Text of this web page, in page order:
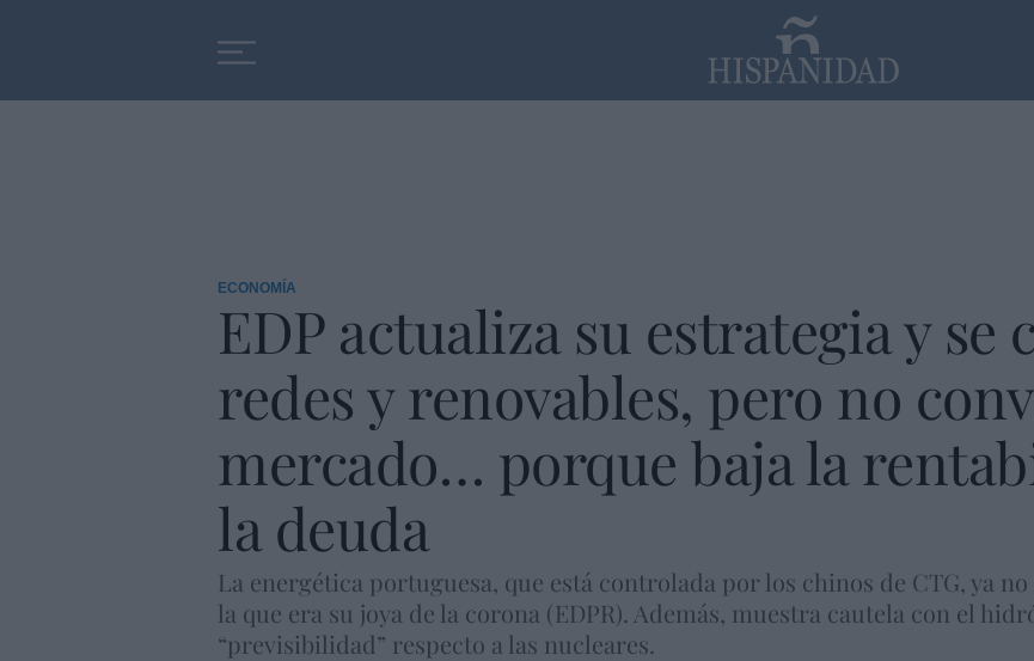
ECONOMÍA
EDP actualiza su estrategia y se
redes y renovables, pero no
mercado… porque baja la
la deuda
La energética portuguesa, que está controlada por los chinos de CTG, ya
la que era su joya de la corona (EDPR). Además, muestra cautela con el
“previsibilidad” respecto a las nucleares.